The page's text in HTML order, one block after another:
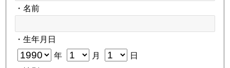
・名前
・生年月日
年 月
日